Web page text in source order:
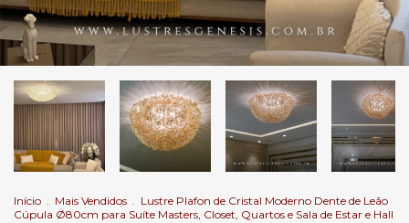
Início . Mais Vendidos . Lustre Plafon de Cristal Moderno Dente de Leão
Cúpula Ø80cm para Suíte Masters, Closet, Quartos e Sala de Estar e Hall